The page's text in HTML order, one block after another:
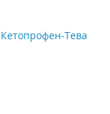
Тева